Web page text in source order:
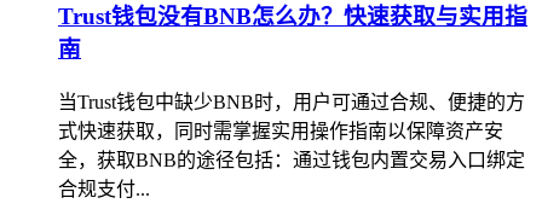
Trust钱包没有BNB怎么办？快速获取与实用指
南
当Trust钱包中缺少BNB时，用户可通过合规、便捷的方
式快速获取，同时需掌握实用操作指南以保障资产安
全，获取BNB的途径包括：通过钱包内置交易入口绑定
合规支付...